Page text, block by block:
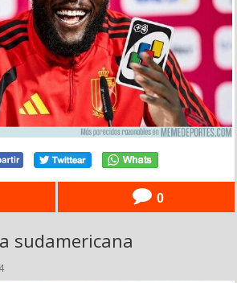
0
sudamericana